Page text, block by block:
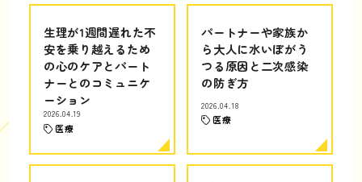
生理が1週間遅れた不
安を乗り越えるため
の心のケアとパート
ナーとのコミュニケ
ーション
2026.04.19
医療
パートナーや家族か
ら大人に水いぼがう
つる原因と二次感染
の防ぎ方
2026.04.18
医療